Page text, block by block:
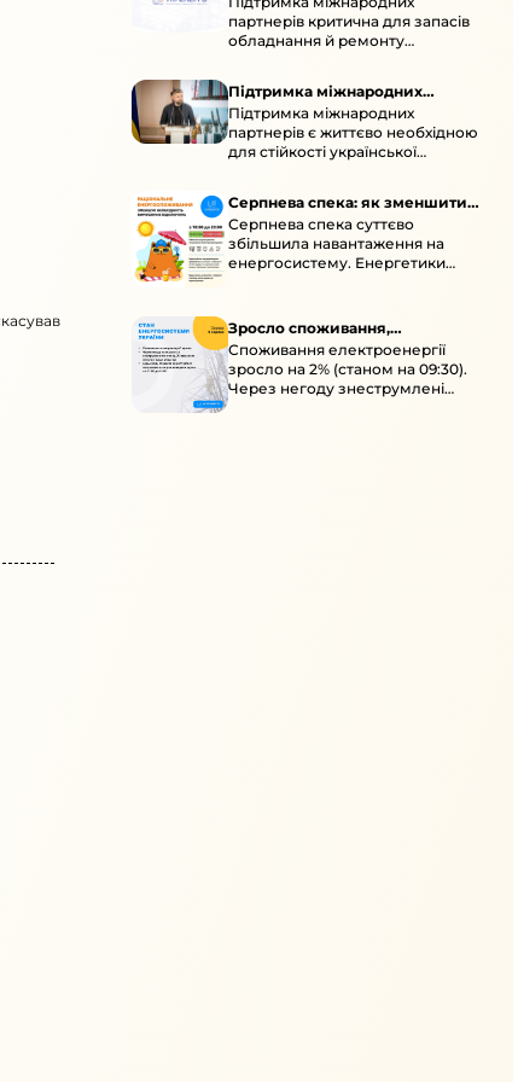
підтримка для стійкості
енергосистеми
партнерів критична для запасів
обладнання й ремонту
Підтримка міжнародних
партнерів для стійкості
енергосистеми
Підтримка міжнародних
партнерів є життєво необхідною
для стійкості української
наступної зими.
Серпнева спека: як зменшити
навантаження
Серпнева спека суттєво
збільшила навантаження на
енергосистему. Енергетики
ощадливо споживати.
Зросло споживання,
знеструмлення через негоду й
атаки
Споживання електроенергії
зросло на 2% (станом на 09:30).
Через негоду знеструмлені
понад 70 населених пунктів.